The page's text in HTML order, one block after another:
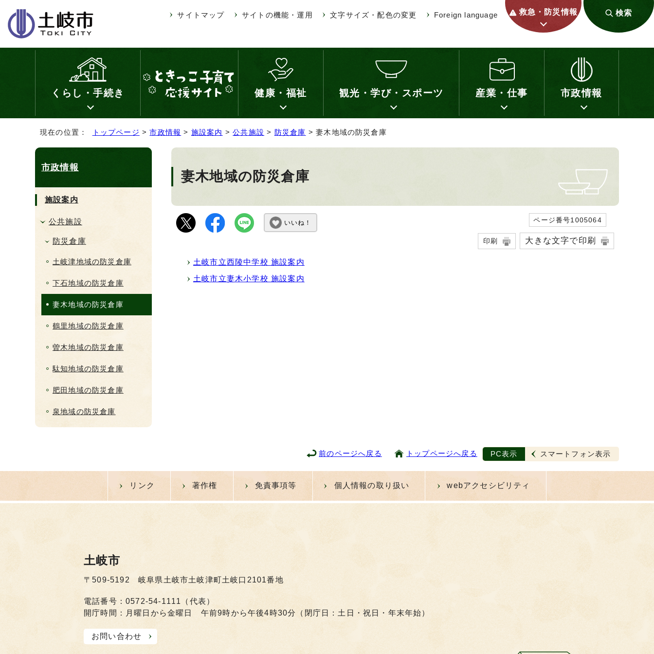
サイトマップ サイトの機能・運用 文字サイズ・配色の変更 Foreign language 救急・防災情報 検索
くらし・手続き 健康・福祉 観光・学び・スポーツ 産業・仕事 市政情報
現在の位置： トップページ >市政情報 > 施設案内 >公共施設 > 防災倉庫 > 妻木地域の防災倉庫
妻木地域の防災倉庫
いいね！ ページ番号1005064
印刷 大きな文字で印刷
土岐市立西陵中学校 施設案内
土岐市立妻木小学校 施設案内
市政情報
施設案内
公共施設
防災倉庫
土岐津地域の防災倉庫
下石地域の防災倉庫
妻木地域の防災倉庫
鶴里地域の防災倉庫
曽木地域の防災倉庫
駄知地域の防災倉庫
肥田地域の防災倉庫
泉地域の防災倉庫
前のページへ戻る トップページへ戻る PC表示 スマートフォン表示
リンク 著作権 免責事項等 個人情報の取り扱い webアクセシビリティ
土岐市
〒509-5192 岐阜県土岐市土岐津町土岐口2101番地
電話番号：0572-54-1111（代表）
開庁時間：月曜日から金曜日 午前9時から午後4時30分（閉庁日：土日・祝日・年末年始）
お問い合わせ